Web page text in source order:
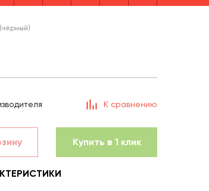
К сравнению
Купить в 1 клик